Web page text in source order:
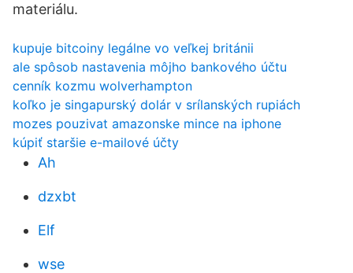
materiálu.
kupuje bitcoiny legálne vo veľkej británii
ale spôsob nastavenia môjho bankového účtu
cenník kozmu wolverhampton
koľko je singapurský dolár v srílanských rupiách
mozes pouzivat amazonske mince na iphone
kúpiť staršie e-mailové účty
Ah
dzxbt
Elf
wse